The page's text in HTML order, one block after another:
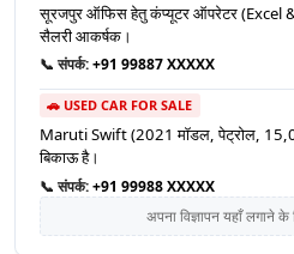
सूरजपुर ऑफिस हेतु कंप्यूटर ऑपरेटर (Excel
सैलरी आकर्षक।
📞 संपर्क:+91 99887 XXXXX
🚗 USED CAR FOR SALE
Maruti Swift (2021 मॉडल, पेट्रोल,
बिकाऊ है।
📞 संपर्क:+91 99988 XXXXX
अपना विज्ञापन यहाँ लगाने